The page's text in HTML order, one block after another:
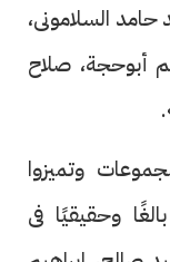
السلامونى،
أبوحجة، صلاح
وتميزوا
وحقيقيًا فى